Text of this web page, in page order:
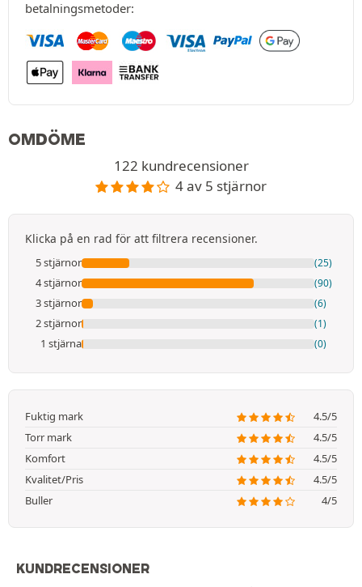
betalningsmetoder:
OMDÖME
122 kundrecensioner
4 av 5 stjärnor
Klicka på en rad för att filtrera recensioner.
5 stjärnor (25)
4 stjärnor (90)
3 stjärnor (6)
2 stjärnor (1)
1 stjärna (0)
Fuktig mark
4.5/5
Torr mark
4.5/5
Komfort
4.5/5
Kvalitet/Pris
4.5/5
Buller
4/5
KUNDRECENSIONER